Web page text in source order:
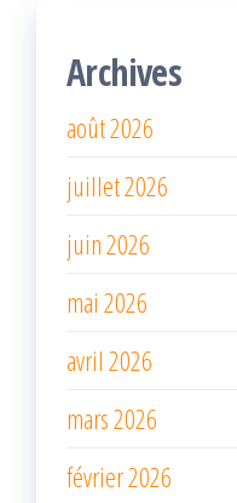
Archives
août 2026
juillet 2026
juin 2026
mai 2026
avril 2026
mars 2026
février 2026